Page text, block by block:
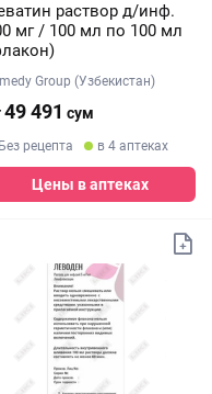
раствор д/инф.
мг / 100 мл по 100 мл
Group (Узбекистан)
49 491 сум
Без рецепта в 4 аптеках
Цены в аптеках